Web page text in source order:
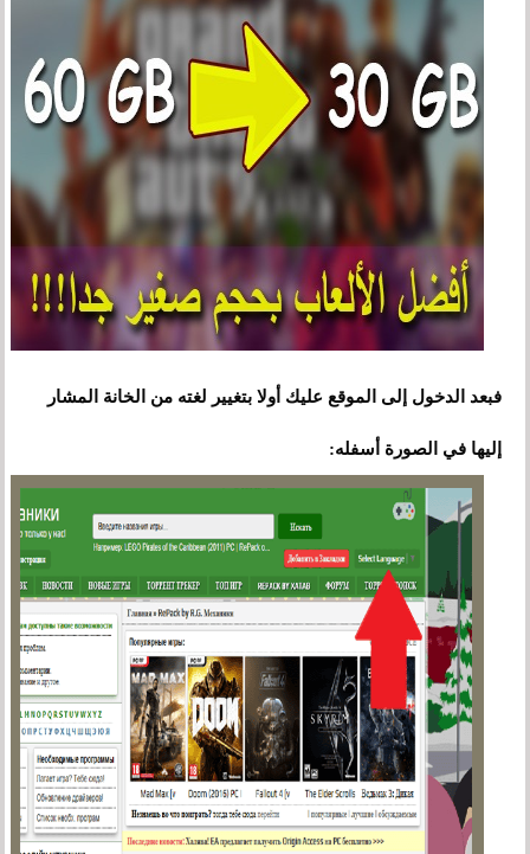
فبعد الدخول إلى الموقع عليك أولا بتغيير لغته من الخانة المشار
إليها في الصورة أسفله: